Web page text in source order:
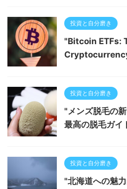
投資と自分磨き
"Bitcoin ETFs:
投資と自分磨き
"メンズ脱毛の
最高の脱毛ガイ
投資と自分磨き
"北海道への魅